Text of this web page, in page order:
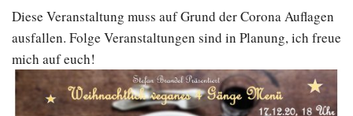
Diese Veranstaltung muss auf Grund der Corona Auflagen
ausfallen. Folge Veranstaltungen sind in Planung, ich freue
mich auf euch!